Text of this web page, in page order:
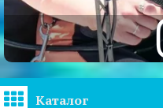
Каталог